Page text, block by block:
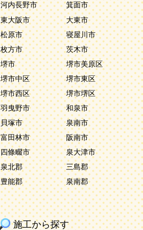
河内長野市
箕面市
東大阪市
大東市
松原市
寝屋川市
枚方市
茨木市
堺市
堺市美原区
堺市中区
堺市東区
堺市西区
堺市堺区
羽曳野市
和泉市
貝塚市
泉南市
富田林市
阪南市
四條畷市
泉大津市
泉北郡
三島郡
豊能郡 泉南郡
施工から探す